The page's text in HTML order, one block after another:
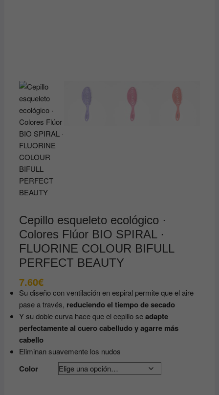
Cepillo esqueleto ecológico ·
Colores Flúor BIO SPIRAL ·
FLUORINE COLOUR BIFULL
PERFECT BEAUTY
7.60€
Su diseño con ventilación en espiral permite que el aire
pase a través, reduciendo el tiempo de secado
Y su doble curva hace que el cepillo seadapte
perfectamente al cuero cabelludo y agarre más
cabello
Eliminan suavemente los nudos
Color